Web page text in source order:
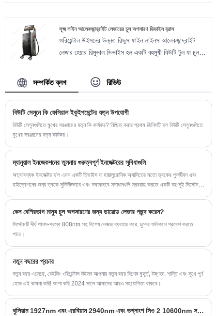
আমাদের সৌন্দর্যের সরঞ্জামগুলি বিশ্বে একটি ভাল খ্যাতি পেয়েছে We
আমরা আমাদের নিজস্ব প্রযোজনা লাইন এবং ইঞ্জিনিয়ারদের পছন্দ
করে, নিয়মিতভাবে আমাদের মডেলের পছন্দসই, আমাদের কাছে নিয়মিত
সূক্ষ্ম লাইন আলেকজান্দ্রাইট লেজারের চুল অপসারণ ডিভাইস হ্রাস
ওরিয়েন্টাল উইসনের উন্নত রিডুস ফাইন লাইনস আলেকজান্দ্রাইট
লেজার হেয়ার রিমুভাল ডিভাইস হল একটি বহুমুখী বিউটি টুল যা চুল
প্রদানের জন্য তৈরি করা হয়েছে। এর অত্যাধুনিক প্রযুক্তি এবং
সংযুক্তিগুলির বহুমুখী অ্যারের সাথে, এই রিডুস ফাইন লাইনস
আলেকজান্দ্রাইট লেজার হেয়ার রিমুভাল ডিভাইসটি বিভিন্ন প্রসাধনী
উদ্বেগের সমাধানের জন্য একটি ব্যাপক সমাধান প্রদান করে।
সম্পর্কিত ব্লগ রিভিউ
বিউটি সেলুনে কি ফেসিয়াল ইকুইপমেন্টের যত্ন উপযোগী
বিউটি সেলুনগুলিতে মুখের সরঞ্জামের যত্ন কি কার্যকর? নিশ্চিত করার প্রথম জিনিসটি হল বিউটি সেলুনগুলিতে
মুখের সরঞ্জামের যত্ন কার্যকর।
ম্যানুয়াল ইনজেকশনের তুলনায় গুরুত্বপূর্ণ ইনজেক্টরের সুবিধাগুলি
অত্যাবশ্যক ইনজেক্টর হ'ল এমন একটি ডিভাইস যা হায়ালুরোনিক অ্যাসিডের মতো ত্বকের পুনর্জীবন এবং
হাইড্রেশনের জন্য ত্বকে সুনির্দিষ্টভাবে এবং সমানভাবে সমাধানগুলি সরবরাহ করতে একটি বহু-সুই সিস্টেম
কেন বেশিরভাগ মানুষ চুল অপসারণের জন্য ডায়োড লেজার পছন্দ করেন?
সিস্টেমটি দীর্ঘ পালস-প্রস্থ 808nm সহ বিশেষ লেজার ব্যবহার করে, চুলের ফলিকলে প্রবেশ করতে
পারে।
নতুন বছরের প্রচার
নতুন বছর এসেছে, বেইজিং ওরিয়েন্টাল উইসন আপনার নতুন বছর বিশেষ মুহূর্ত, উষ্ণতা, শান্তি এবং সুখে পূর্ণ
হোক এই কামনা করি! আশা করি 2024 সালে আমাদের আরও সহযোগিতা থাকবে।
থুলিয়াম 1927nm এবং এরবিয়াম 2940nm এবং ভগ্নাংশ সিও 2 10600nm সম্পর্কে আপনি কতটা জানেন?